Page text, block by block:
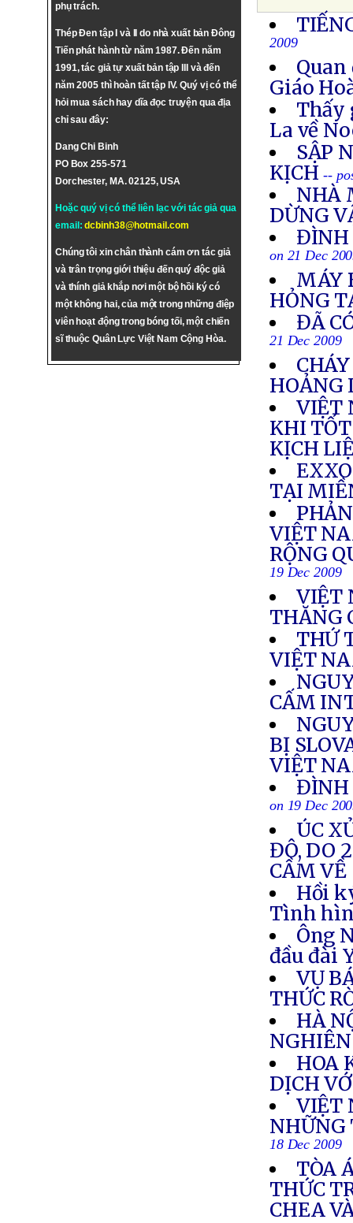
phụ trách.
Thép Đen tập I và II do nhà xuất bản Đông
Tiến phát hành từ năm 1987. Đến năm
1991, tác giả tự xuất bản tập III và đến
năm 2005 thì hoàn tất tập IV. Quý vị có thể
hỏi mua sách hay dĩa đọc truyện qua địa
chỉ sau đây:
Dang Chi Binh
PO Box 255-571
Dorchester, MA. 02125, USA
Hoặc quý vị có thể liên lạc với tác giả qua
email:dcbinh38@hotmail.com
Chúng tôi xin chân thành cám ơn tác giả
và trân trọng giới thiệu đến quý độc giả
và thính giả khắp nơi một bộ hồi ký có
một không hai, của một trong những điệp
viên hoạt động trong bóng tối, một chiến
sĩ thuộc Quân Lực Việt Nam Cộng Hòa.
2009
Giáo
Thấy
La về
SẬP
KỊCH --
NHÀ
DỪNG
ĐÌNH
on 21 Dec
MÁY
HỎNG
ĐÃ
21 Dec 2009
HOẢNG
VIỆT
KHI
KỊCH
TẠI
VIỆT
RỘNG
19 Dec 2009
VIỆT
THĂNG
THỨ
VIỆT
CẤM
BỊ
VIỆT
ĐÌNH
on 19 Dec
ÚC
ĐÔ, DO
CẦM VỀ
Hồi
Tình
Ông
đầu đài
VỤ
THỨC
HÀ
NGHIÊN
HOA
DỊCH
VIỆT
NHỮNG
18 Dec 2009
TÒA
THỨC
CHEA